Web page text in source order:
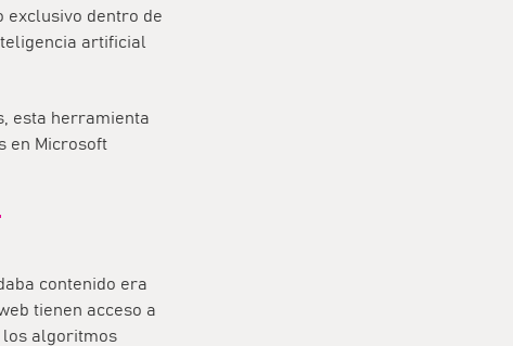
exclusivo dentro de
artificial
esta herramienta
en Microsoft
contenido era
tienen acceso a
los algoritmos